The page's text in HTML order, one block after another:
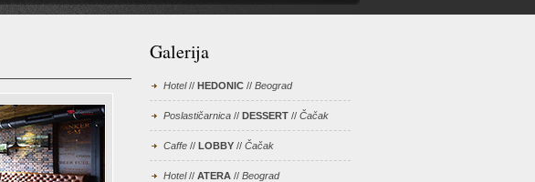
Galerija
Hotel// HEDONIC // Beograd
Poslastičarnica // DESSERT // Čačak
Caffe // LOBBY // Čačak
Hotel// ATERA // Beograd